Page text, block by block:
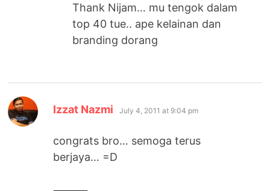
Thank Nijam… mu tengok dalam
top 40 tue.. ape kelainan dan
branding dorang
Izzat Nazmi says:
July 4, 2011 at 9:04 pm
congrats bro… semoga terus
berjaya… =D